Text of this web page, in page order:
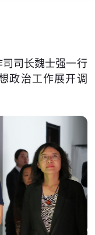
司长魏士强一行
政治工作展开调